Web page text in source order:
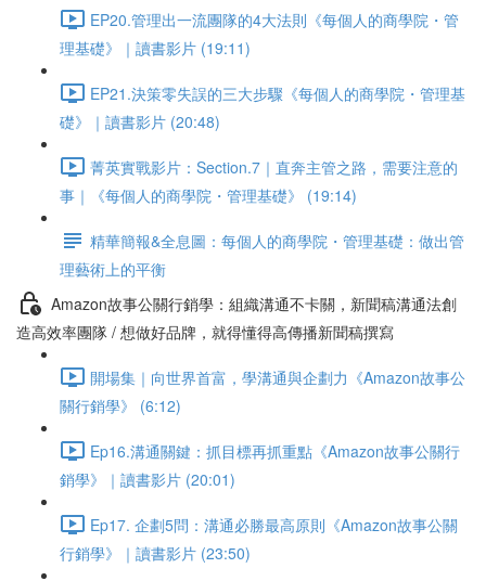
EP20.管理出一流團隊的4大法則《每個人的商學院・管
理基礎》｜讀書影片 (19:11)
EP21.決策零失誤的三大步驟《每個人的商學院・管理基
礎》｜讀書影片 (20:48)
菁英實戰影片：Section.7｜直奔主管之路，需要注意的
事｜《每個人的商學院・管理基礎》 (19:14)
精華簡報&全息圖：每個人的商學院・管理基礎：做出管
理藝術上的平衡
Amazon故事公關行銷學：組織溝通不卡關，新聞稿溝通法創
造高效率團隊 / 想做好品牌，就得懂得高傳播新聞稿撰寫
開場集｜向世界首富，學溝通與企劃力《Amazon故事公
關行銷學》 (6:12)
Ep16.溝通關鍵：抓目標再抓重點《Amazon故事公關行
銷學》｜讀書影片 (20:01)
Ep17. 企劃5問：溝通必勝最高原則《Amazon故事公關
行銷學》｜讀書影片 (23:50)